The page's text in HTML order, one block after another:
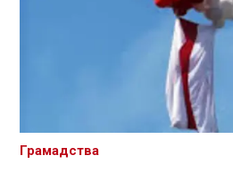
Грамадства